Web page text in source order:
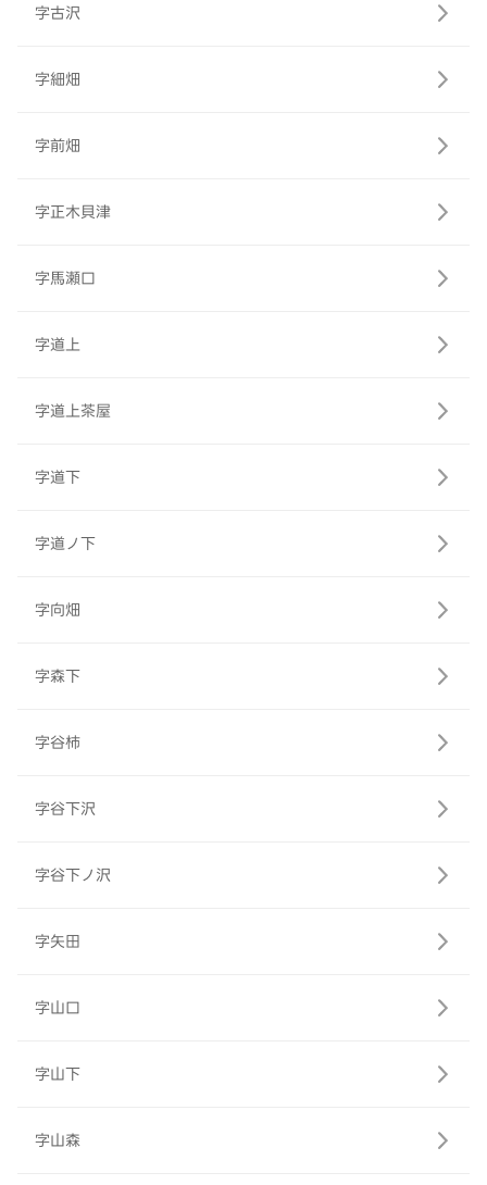
字古沢
字細畑
字前畑
字正木貝津
字馬瀬口
字道上
字道上茶屋
字道下
字道ノ下
字向畑
字森下
字谷柿
字谷下沢
字谷下ノ沢
字矢田
字山口
字山下
字山森